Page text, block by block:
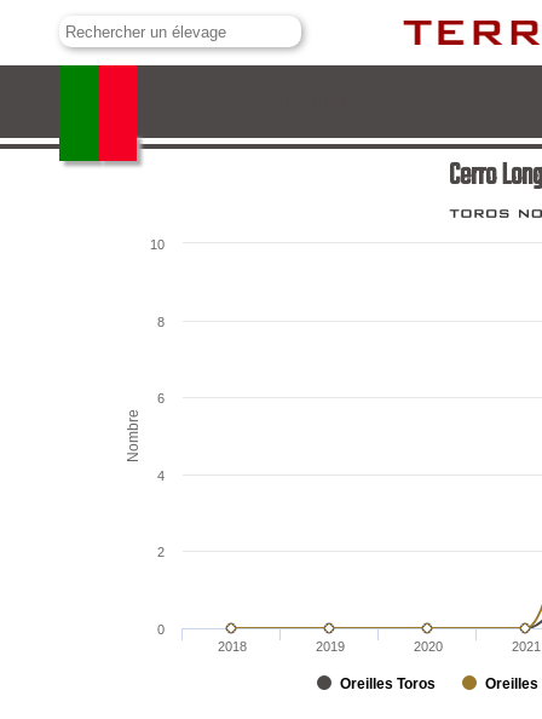
Cerro
Nombre
Oreilles Toros Oreilles
2018 2019 2020 2021
0
2
4
6
8
10